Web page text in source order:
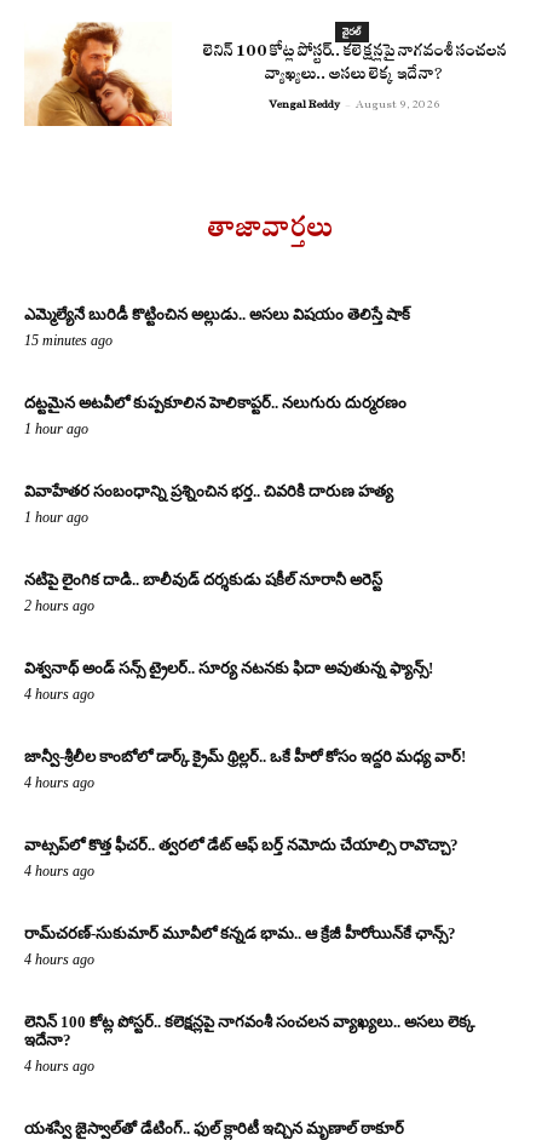
వైరల్
లెనిన్ 100 కోట్ల పోస్టర్‌.. కలెక్షన్లపై నాగవంశీ సంచలన
వ్యాఖ్యలు.. అసలు లెక్క ఇదేనా?
Vengal Reddy - August 9, 2026
తాజావార్తలు
ఎమ్మెల్యేనే బురిడీ కొట్టించిన అల్లుడు.. అసలు విషయం తెలిస్తే షాక్
15 minutes ago
దట్టమైన అటవీలో కుప్పకూలిన హెలికాప్టర్.. నలుగురు దుర్మరణం
1 hour ago
వివాహేతర సంబంధాన్ని ప్రశ్నించిన భర్త.. చివరికి దారుణ హత్య
1 hour ago
నటిపై లైంగిక దాడి.. బాలీవుడ్ దర్శకుడు షకీల్ నూరానీ అరెస్ట్
2 hours ago
విశ్వనాథ్ అండ్ సన్స్ ట్రైలర్.. సూర్య నటనకు ఫిదా అవుతున్న ఫ్యాన్స్!
4 hours ago
జాన్వీ-శ్రీలీల కాంబోలో డార్క్ క్రైమ్ థ్రిల్లర్.. ఒకే హీరో కోసం ఇద్దరి మధ్య వార్!
4 hours ago
వాట్సప్‌లో కొత్త ఫీచర్.. త్వరలో డేట్ ఆఫ్ బర్త్ నమోదు చేయాల్సి రావొచ్చా?
4 hours ago
రామ్‌చరణ్‌-సుకుమార్‌ మూవీలో కన్నడ భామ.. ఆ క్రేజీ హీరోయిన్‌కే ఛాన్స్?
4 hours ago
లెనిన్ 100 కోట్ల పోస్టర్‌.. కలెక్షన్లపై నాగవంశీ సంచలన వ్యాఖ్యలు.. అసలు లెక్క
ఇదేనా?
4 hours ago
యశస్వి జైస్వాల్‌తో డేటింగ్.. ఫుల్ క్లారిటీ ఇచ్చిన మృణాల్ ఠాకూర్‌